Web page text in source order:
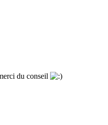
du conseil